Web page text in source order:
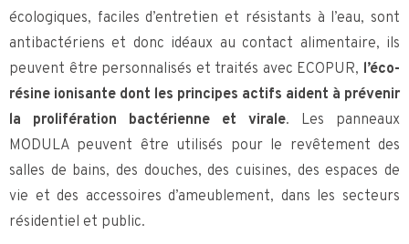
écologiques, faciles d’entretien et résistants à l’eau, sont
antibactériens et donc idéaux au contact alimentaire, ils
peuvent être personnalisés et traités avec ECOPUR, l’éco-
résine ionisante dont les principes actifs aident à prévenir
la prolifération bactérienne et virale. Les panneaux
MODULA peuvent être utilisés pour le revêtement des
salles de bains, des douches, des cuisines, des espaces de
vie et des accessoires d’ameublement, dans les secteurs
résidentiel et public.